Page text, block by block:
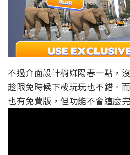
不過介面設計稍嫌陽春一點，
趁限免時候下載玩玩也不錯。
也有免費版，但功能不會這麼